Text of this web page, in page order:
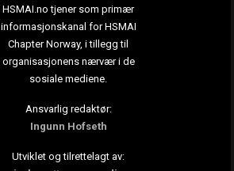
HSMAI.no tjener som primær
informasjonskanal for HSMAI
Chapter Norway, i tillegg til
organisasjonens nærvær i de
sosiale mediene.
Ansvarlig redaktør:
Ingunn Hofseth
Utviklet og tilrettelagt av: